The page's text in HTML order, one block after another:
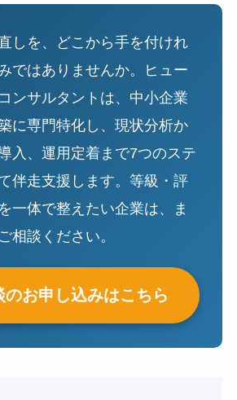
しを、どこから手を付けれ
ではありませんか。ヒュー
ンサルタントは、中小企業
に専門特化し、現状分析か
入、運用定着まで7つのステ
伴走支援します。等級・評
一体で整えたい企業は、ま
相談ください。
のお申し込みはこちら